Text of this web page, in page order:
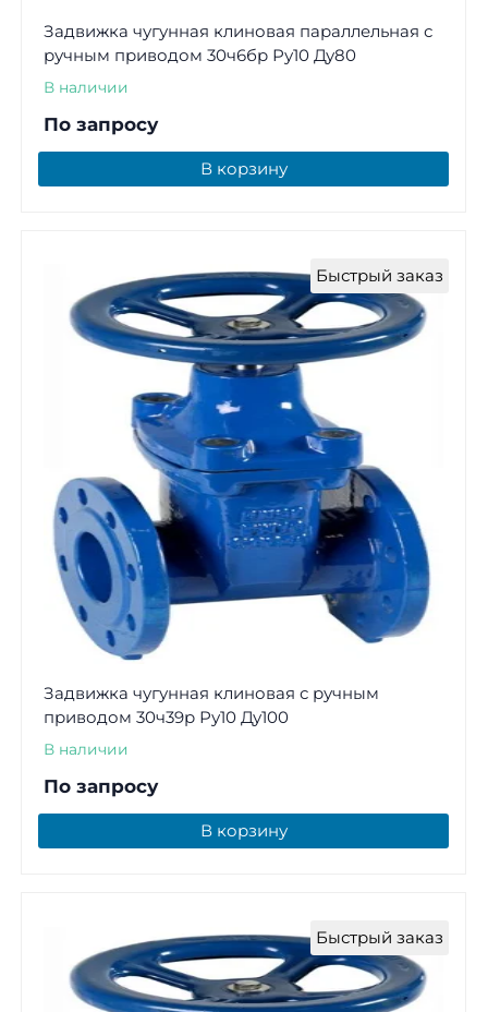
Задвижка чугунная клиновая параллельная с
ручным приводом 30ч6бр Ру10 Ду80
В наличии
По запросу
В корзину
Быстрый заказ
Задвижка чугунная клиновая с ручным
приводом 30ч39р Ру10 Ду100
В наличии
По запросу
В корзину
Быстрый заказ